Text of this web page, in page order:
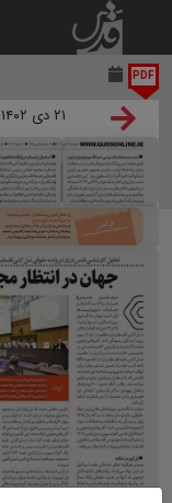
PDF
۲۱ دی ۱۴۰۲